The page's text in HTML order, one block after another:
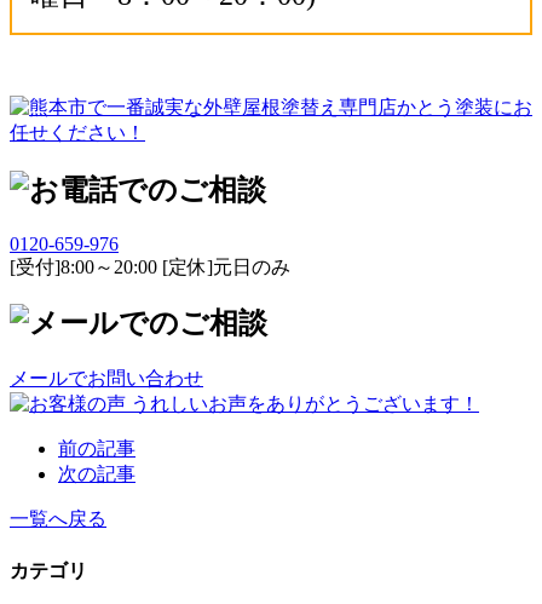
0120-659-976
[受付]8:00～20:00 [定休]元日のみ
メールでお問い合わせ
前の記事
次の記事
一覧へ戻る
カテゴリ